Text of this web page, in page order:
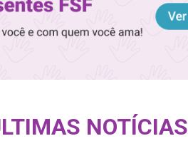
NOTÍCIAS